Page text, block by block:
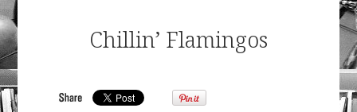
Chillin’ Flamingos